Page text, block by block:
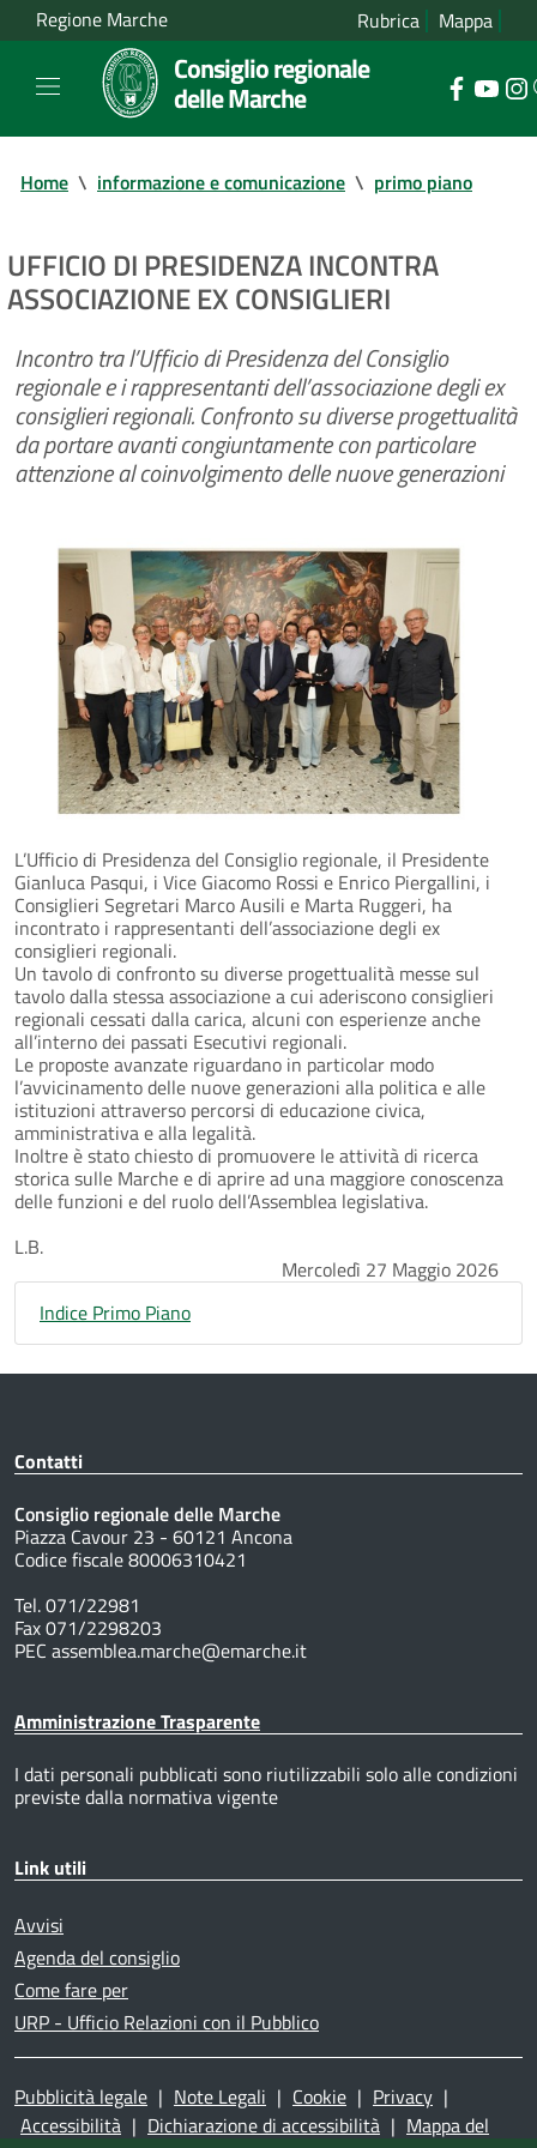
Regione Marche Rubrica Mappa
Consiglio regionale
delle Marche
Home \ informazione e comunicazione \ primo piano
UFFICIO DI PRESIDENZA INCONTRA
ASSOCIAZIONE EX CONSIGLIERI
Incontro tra l’Ufficio di Presidenza del Consiglio
regionale e i rappresentanti dell’associazione degli ex
consiglieri regionali. Confronto su diverse progettualità
da portare avanti congiuntamente con particolare
attenzione al coinvolgimento delle nuove generazioni
L’Ufficio di Presidenza del Consiglio regionale, il Presidente
Gianluca Pasqui, i Vice Giacomo Rossi e Enrico Piergallini, i
Consiglieri Segretari Marco Ausili e Marta Ruggeri, ha
incontrato i rappresentanti dell’associazione degli ex
consiglieri regionali.
Un tavolo di confronto su diverse progettualità messe sul
tavolo dalla stessa associazione a cui aderiscono consiglieri
regionali cessati dalla carica, alcuni con esperienze anche
all’interno dei passati Esecutivi regionali.
Le proposte avanzate riguardano in particolar modo
l’avvicinamento delle nuove generazioni alla politica e alle
istituzioni attraverso percorsi di educazione civica,
amministrativa e alla legalità.
Inoltre è stato chiesto di promuovere le attività di ricerca
storica sulle Marche e di aprire ad una maggiore conoscenza
delle funzioni e del ruolo dell’Assemblea legislativa.
L.B.
Mercoledì 27 Maggio 2026
Indice Primo Piano
Contatti
Consiglio regionale delle Marche
Piazza Cavour 23 - 60121 Ancona
Codice fiscale 80006310421
Tel. 071/22981
Fax 071/2298203
PEC assemblea.marche@emarche.it
Amministrazione Trasparente
I dati personali pubblicati sono riutilizzabili solo alle condizioni
previste dalla normativa vigente
Link utili
Avvisi
Agenda del consiglio
Come fare per
URP - Ufficio Relazioni con il Pubblico
Pubblicità legale | Note Legali | Cookie | Privacy |
Accessibilità | Dichiarazione di accessibilità | Mappa del